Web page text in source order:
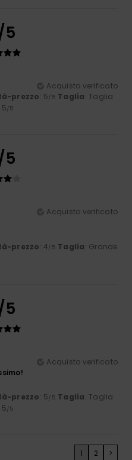
5
Acquisto verificato
prezzo: 5/5 Taglia: Taglia
5/5
5
Acquisto verificato
prezzo: 4/5 Taglia: Grande
5
Acquisto verificato
prezzo: 5/5 Taglia: Taglia
5/5
1 2 >